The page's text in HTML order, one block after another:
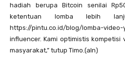
hadiah berupa Bitcoin senilai
ketentuan lomba lebih
https://pintu.co.id/blog/lomba-
influencer. Kami optimistis kompetisi
masyarakat,” tutup Timo.(aln)